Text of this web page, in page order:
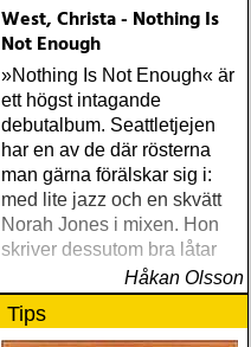
West, Christa - Nothing Is
Not Enough
»Nothing Is Not Enough« är
ett högst intagande
debutalbum. Seattletjejen
har en av de där rösterna
man gärna förälskar sig i:
med lite jazz och en skvätt
Norah Jones i mixen. Hon
skriver dessutom bra låtar
Håkan Olsson
Tips